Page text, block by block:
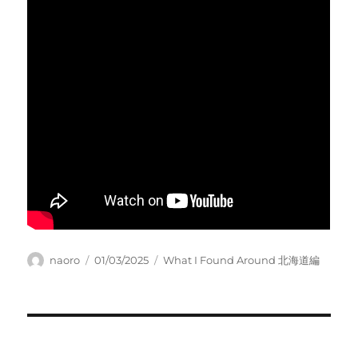
Author
naoro
Posted
01/03/2025 Categories
What I Found Around 北海道編